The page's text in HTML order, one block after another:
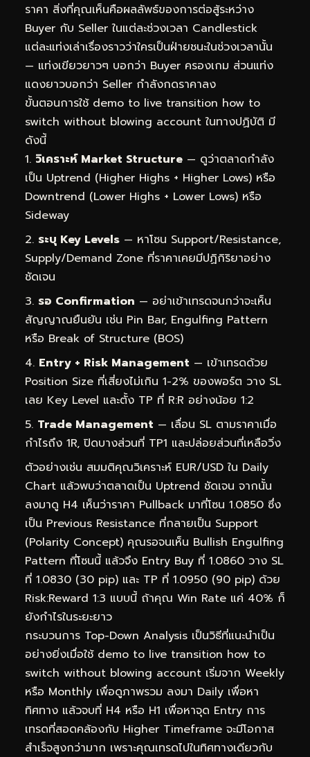
ราคา สิ่งที่คุณเห็นคือผลลัพธ์ของการต่อสู้ระหว่าง
Buyer กับ Seller ในแต่ละช่วงเวลา Candlestick
แต่ละแท่งเล่าเรื่องราวว่าใครเป็นฝ่ายชนะในช่วงเวลานั้น
— แท่งเขียวยาวๆ บอกว่า Buyer ครองเกม ส่วนแท่ง
แดงยาวบอกว่า Seller กำลังกดราคาลง
ขั้นตอนการใช้ demo to live transition how to
switch without blowing account ในทางปฏิบัติ มี
ดังนี้
วิเคราะห์ Market Structure — ดูว่าตลาดกำลัง
เป็น Uptrend (Higher Highs + Higher Lows) หรือ
Downtrend (Lower Highs + Lower Lows) หรือ
Sideway
ระบุ Key Levels — หาโซน Support/Resistance,
Supply/Demand Zone ที่ราคาเคยมีปฏิกิริยาอย่าง
ชัดเจน
รอ Confirmation — อย่าเข้าเทรดจนกว่าจะเห็น
สัญญาณยืนยัน เช่น Pin Bar, Engulfing Pattern
หรือ Break of Structure (BOS)
Entry + Risk Management — เข้าเทรดด้วย
Position Size ที่เสี่ยงไม่เกิน 1-2% ของพอร์ต วาง SL
เลย Key Level และตั้ง TP ที่ R:R อย่างน้อย 1:2
Trade Management — เลื่อน SL ตามราคาเมื่อ
กำไรถึง 1R, ปิดบางส่วนที่ TP1 และปล่อยส่วนที่เหลือวิ่ง
ตัวอย่างเช่น สมมติคุณวิเคราะห์ EUR/USD ใน Daily
Chart แล้วพบว่าตลาดเป็น Uptrend ชัดเจน จากนั้น
ลงมาดู H4 เห็นว่าราคา Pullback มาที่โซน 1.0850 ซึ่ง
เป็น Previous Resistance ที่กลายเป็น Support
(Polarity Concept) คุณรอจนเห็น Bullish Engulfing
Pattern ที่โซนนี้ แล้วจึง Entry Buy ที่ 1.0860 วาง SL
ที่ 1.0830 (30 pip) และ TP ที่ 1.0950 (90 pip) ด้วย
Risk:Reward 1:3 แบบนี้ ถ้าคุณ Win Rate แค่ 40% ก็
ยังกำไรในระยะยาว
กระบวนการ Top-Down Analysis เป็นวิธีที่แนะนำเป็น
อย่างยิ่งเมื่อใช้ demo to live transition how to
switch without blowing account เริ่มจาก Weekly
หรือ Monthly เพื่อดูภาพรวม ลงมา Daily เพื่อหา
ทิศทาง แล้วจบที่ H4 หรือ H1 เพื่อหาจุด Entry การ
เทรดที่สอดคล้องกับ Higher Timeframe จะมีโอกาส
สำเร็จสูงกว่ามาก เพราะคุณเทรดไปในทิศทางเดียวกับ